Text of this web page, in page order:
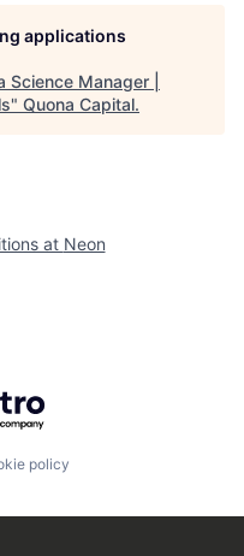
applications
Science Manager |
" Quona Capital.
at Neon
Getro.com
policy